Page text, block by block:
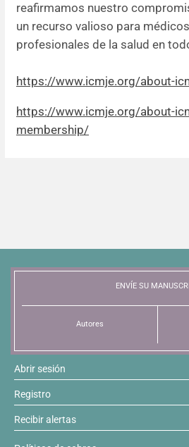
reafirmamos nuestro
un recurso valioso para
profesionales de la salud en
https://www.icmje.org/about-
https://www.icmje.org/about-
membership/
ENVÍE SU
Autores
Abrir sesión
Registro
Recibir alertas